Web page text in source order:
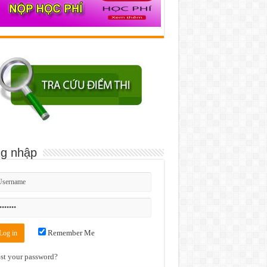
nhập
Remember Me
your password?